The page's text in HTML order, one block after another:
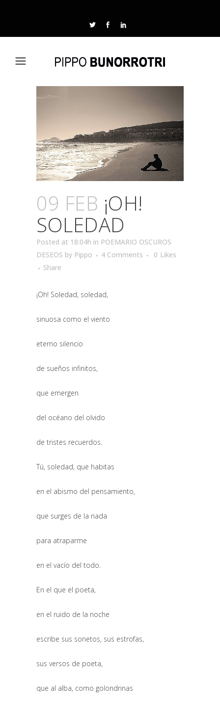
09 FEB ¡OH!
SOLEDAD
Posted at 18:04h in POEMARIO OSCUROS
DESEOS by Pippo 4 Comments 0 Likes
Share
¡Oh! Soledad, soledad,
sinuosa como el viento
eterno silencio
de sueños infinitos,
que emergen
del océano del olvido
de tristes recuerdos.
Tú, soledad, que habitas
en el abismo del pensamiento,
que surges de la nada
para atraparme
en el vacío del todo.
En el que el poeta,
en el ruido de la noche
escribe sus sonetos, sus estrofas,
sus versos de poeta,
que al alba, como golondrinas